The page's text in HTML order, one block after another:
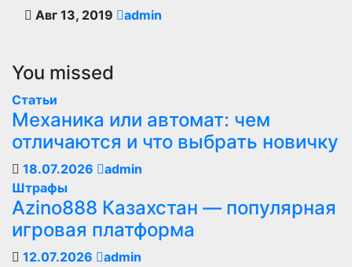
Авг 13, 2019 admin
You missed
Статьи
Механика или автомат: чем
отличаются и что выбрать новичку
18.07.2026
admin
Штрафы
Azino888 Казахстан — популярная
игровая платформа
12.07.2026
admin